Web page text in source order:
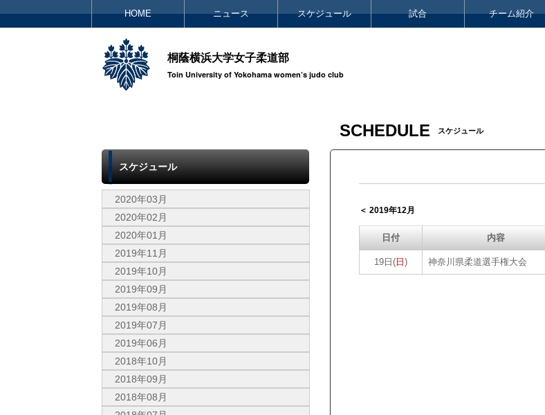
HOME ニュース スケジュール 試合 チーム紹介
桐蔭横浜大学女子柔道部
Toin University of Yokohama women’s judo club
スケジュール
2020年03月
2020年02月
2020年01月
2019年11月
2019年10月
2019年09月
2019年08月
2019年07月
2019年06月
2018年10月
2018年09月
2018年08月
SCHEDULE スケジュール
＜ 2019年12月
日付 内容
19日( 日) 神奈川県柔道選手権大会